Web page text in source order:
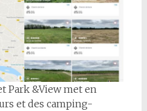
Park &View met en
et des camping-